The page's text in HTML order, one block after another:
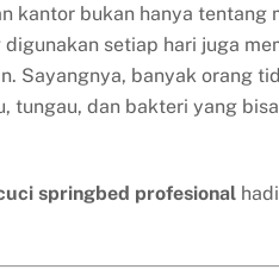
kantor bukan hanya tentang
setiap hari juga
Sayangnya, banyak orang
dan bakteri yang
springbed profesional